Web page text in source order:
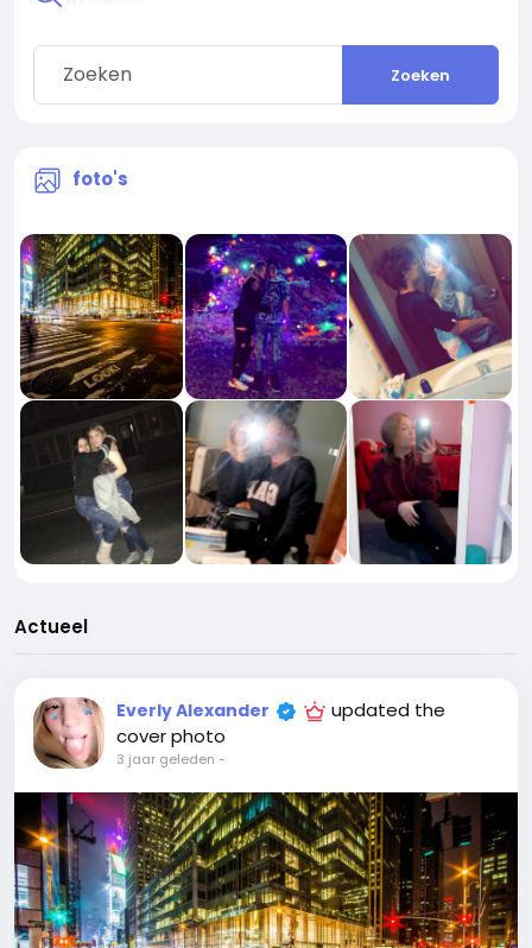
Zoeken
foto's
Actueel
Everly Alexander
updated the
cover photo
3 jaar geleden -